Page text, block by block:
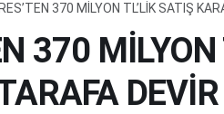
370 MİLYON TL’LİK SATIŞ
370 MİLYON